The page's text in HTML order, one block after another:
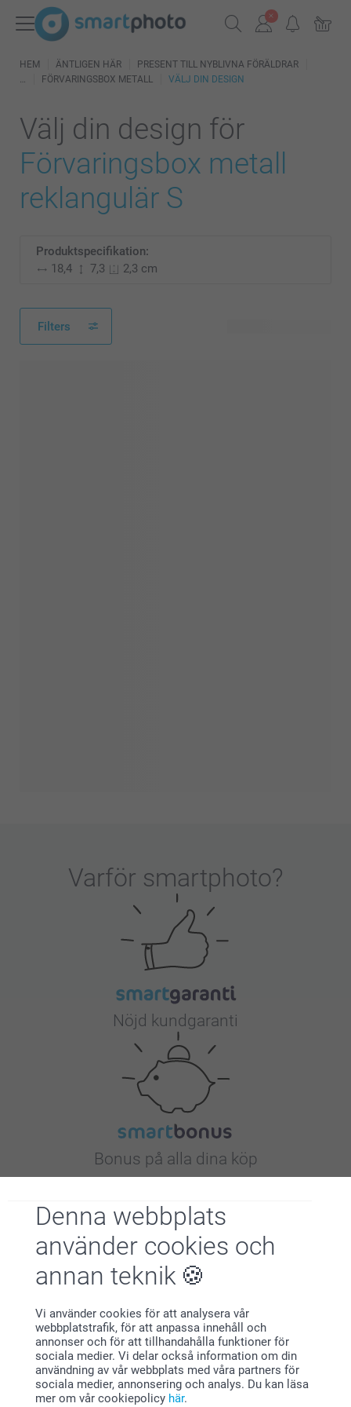
Denna webbplats
använder cookies och
annan teknik
Vi använder cookies för att analysera vår
webbplatstrafik, för att anpassa innehåll och
annonser och för att tillhandahålla funktioner för
sociala medier. Vi delar också information om din
användning av vår webbplats med våra partners för
sociala medier, annonsering och analys. Du kan läsa
mer om vår cookiepolicy här.
HEM ÄNTLIGEN HÄR
PRESENT TILL NYBLIVNA FÖRÄLDRAR
FÖRVARINGSBOX METALL
VÄLJ DIN DESIGN
Välj din design för
Förvaringsbox metall
reklangulär S
Produktspecifikation:
18,4
7,3 2,3 cm
Filters
Varför smartphoto?
Nöjd kundgaranti
Bonus på alla dina köp